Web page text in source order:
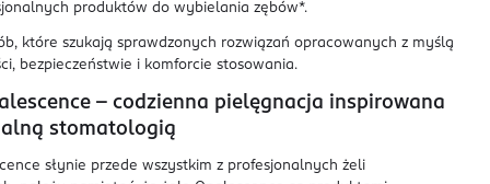
produktów do wybielania zębów*.
które szukają sprawdzonych rozwiązań opracowanych z myślą
bezpieczeństwie i komforcie stosowania.
– codzienna pielęgnacja inspirowana
stomatologią
słynie przede wszystkim z profesjonalnych żeli